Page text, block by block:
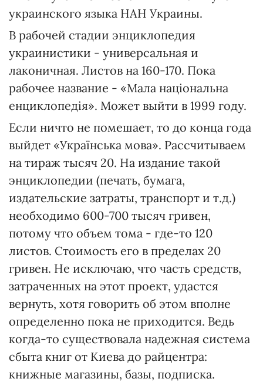
украинского языка НАН Украины.
В рабочей стадии энциклопедия
украинистики - универсальная и
лаконичная. Листов на 160-170. Пока
рабочее название - «Мала національна
енциклопедія». Может выйти в 1999 году.
Если ничто не помешает, то до конца года
выйдет «Українська мова». Рассчитываем
на тираж тысяч 20. На издание такой
энциклопедии (печать, бумага,
издательские затраты, транспорт и т.д.)
необходимо 600-700 тысяч гривен,
потому что объем тома - где-то 120
листов. Стоимость его в пределах 20
гривен. Не исключаю, что часть средств,
затраченных на этот проект, удастся
вернуть, хотя говорить об этом вполне
определенно пока не приходится. Ведь
когда-то существовала надежная система
сбыта книг от Киева до райцентра:
книжные магазины, базы, подписка.